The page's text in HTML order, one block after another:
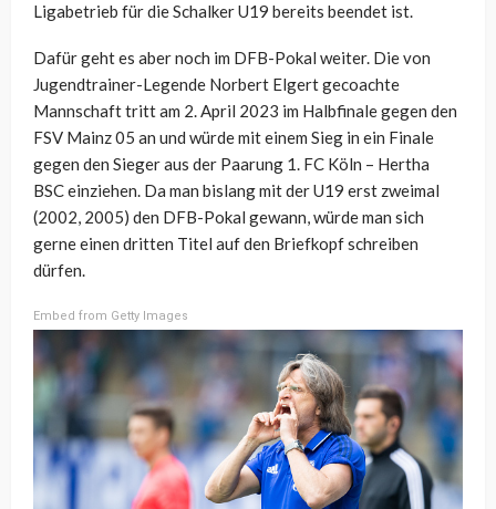
Ligabetrieb für die Schalker U19 bereits beendet ist.
Dafür geht es aber noch im DFB-Pokal weiter. Die von
Jugendtrainer-Legende Norbert Elgert gecoachte
Mannschaft tritt am 2. April 2023 im Halbfinale gegen den
FSV Mainz 05 an und würde mit einem Sieg in ein Finale
gegen den Sieger aus der Paarung 1. FC Köln – Hertha
BSC einziehen. Da man bislang mit der U19 erst zweimal
(2002, 2005) den DFB-Pokal gewann, würde man sich
gerne einen dritten Titel auf den Briefkopf schreiben
dürfen.
Embed from Getty Images